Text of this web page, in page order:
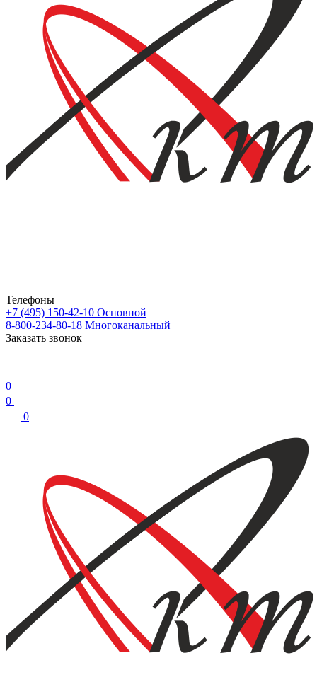
Телефоны
+7 (495) 150-42-10 Основной
8-800-234-80-18 Многоканальный
Заказать звонок
0
0
0